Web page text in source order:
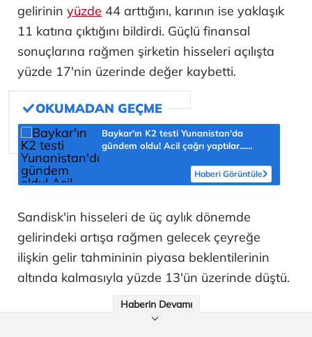
gelirinin yüzde 44 arttığını, karının ise yaklaşık
11 katına çıktığını bildirdi. Güçlü finansal
sonuçlarına rağmen şirketin hisseleri açılışta
yüzde 17'nin üzerinde değer kaybetti.
Baykar'ın K2 testi Yunanistan'da
gündem oldu! Acil çağrı yaptılar...
Haberi Görüntüle
Sandisk'in hisseleri de üç aylık dönemde
gelirindeki artışa rağmen gelecek çeyreğe
ilişkin gelir tahmininin piyasa beklentilerinin
altında kalmasıyla yüzde 13'ün üzerinde düştü.
Haberin Devamı